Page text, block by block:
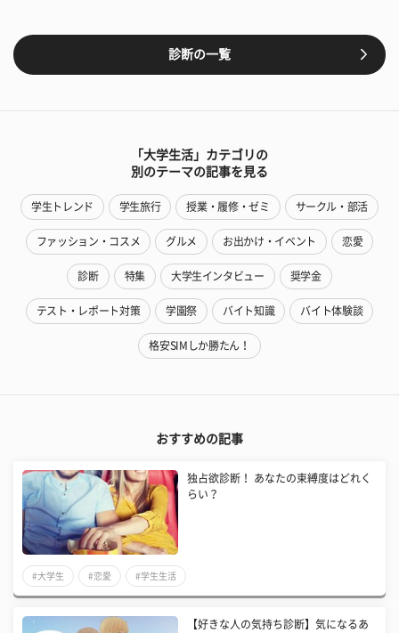
診断の一覧
「大学生活」カテゴリの
別のテーマの記事を見る
学生トレンド 学生旅行 授業・履修・ゼミ サークル・部活
ファッション・コスメ グルメ お出かけ・イベント 恋愛
診断 特集 大学生インタビュー 奨学金
テスト・レポート対策 学園祭 バイト知識 バイト体験談
格安SIMしか勝たん！
おすすめの記事
独占欲診断！ あなたの束縛度はどれく
らい？
#大学生 #恋愛 #学生生活
【好きな人の気持ち診断】気になるあ